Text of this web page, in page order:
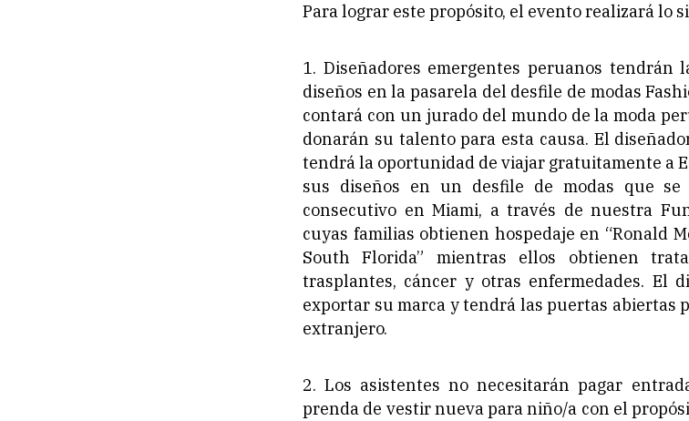
Para lograr este propósito, el evento realizará lo
1. Diseñadores emergentes peruanos
diseños en la pasarela del desfile de modas
contará con un jurado del mundo de la moda
donarán su talento para esta causa. El
tendrá la oportunidad de viajar gratuitamente a
sus diseños en un desfile de modas que
consecutivo en Miami, a través de nuestra
cuyas familias obtienen hospedaje en “Ronald
South Florida” mientras ellos obtienen
trasplantes, cáncer y otras enfermedades. El
exportar su marca y tendrá las puertas abiertas
extranjero.
2. Los asistentes no necesitarán pagar
prenda de vestir nueva para niño/a con el